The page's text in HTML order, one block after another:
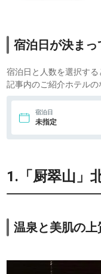
7.大和屋別荘
8. 宮島 離れの宿
IBUKU
秋桜
宿泊日が決ま
宿泊日と人数を選択する
記事内のご紹介ホテル
宿泊日
未指定
1.「厨翠山」
温泉と美肌の上